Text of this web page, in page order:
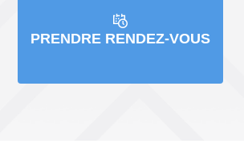
PRENDRE RENDEZ-VOUS